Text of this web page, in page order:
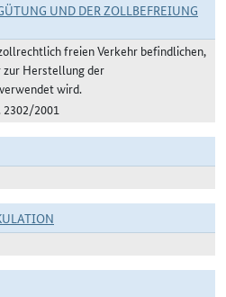
UND DER ZOLLBEFREIUNG
freien Verkehr befindlichen,
zur Herstellung der
wird.
2302/2001